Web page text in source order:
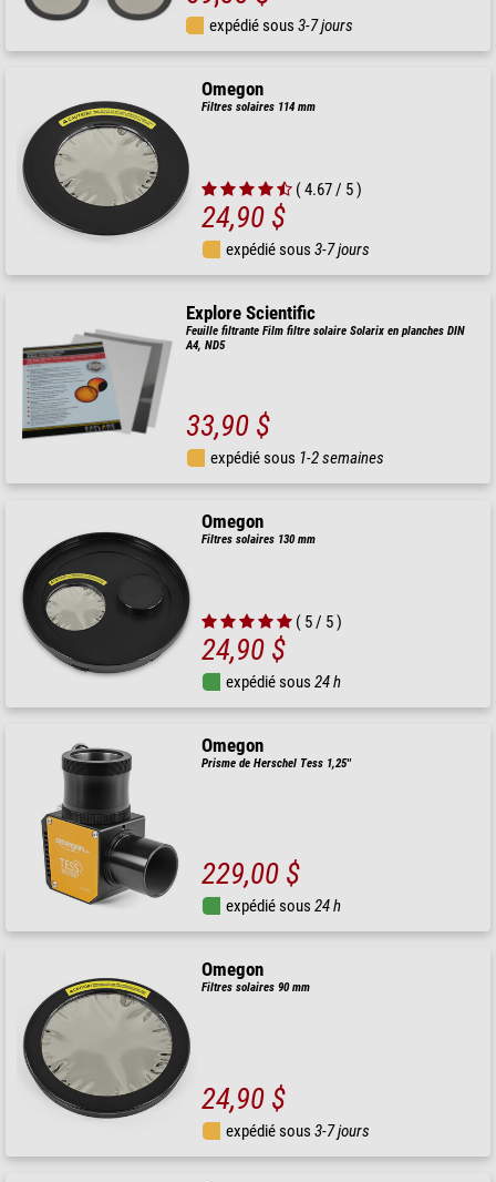
expédié sous 3-7 jours
Omegon
Filtres solaires 114 mm
( 4.67 / 5 )
24,90 $
expédié sous3-7 jours
Explore Scientific
Feuille filtrante Film filtre solaire Solarix en planches DIN
A4, ND5
33,90 $
expédié sous 1-2 semaines
Omegon
Filtres solaires 130 mm
( 5 / 5 )
24,90 $
expédié sous24 h
Omegon
Prisme de Herschel Tess 1,25''
229,00 $
expédié sous24 h
Omegon
Filtres solaires 90 mm
24,90 $
expédié sous3-7 jours